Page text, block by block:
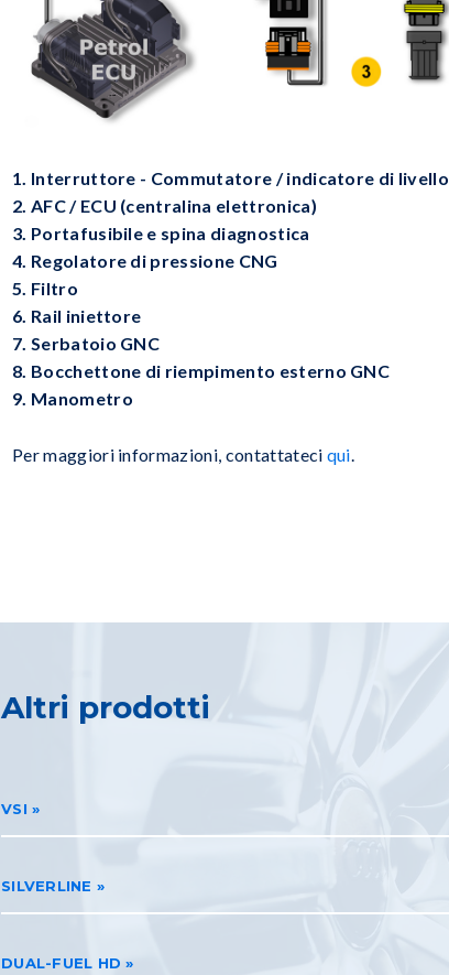
1. Interruttore - Commutatore / indicatore di livello
2. AFC / ECU (centralina elettronica)
3. Portafusibile e spina diagnostica
4. Regolatore di pressione CNG
5. Filtro
6. Rail iniettore
7. Serbatoio GNC
8. Bocchettone di riempimento esterno GNC
9. Manometro
Per maggiori informazioni, contattateci qui
Altri prodotti
VSI
SILVERLINE
DUAL-FUEL HD